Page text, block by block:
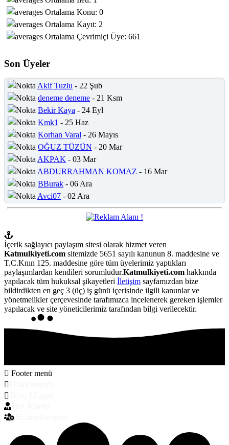
Ortalama Konu: 0
Ortalama Kayıt: 2
Ortalama Çevrimiçi Üye: 661
Son Üyeler
Akif Tuzlu - 22 Şub
deneme deneme - 21 Ksm
Bekir Kaya - 24 Eyl
Kmk1 - 25 Haz
Korhan Varal - 26 Mayıs
OĞUZ TÜZÜN - 20 Mar
AKPAK - 03 Mar
ABDURRAHMAN KOMAZ - 16 Mar
BBurak - 06 Ara
Avci07 - 02 Ara
İçerik sağlayıcı paylaşım sitesi olarak hizmet veren
Katmulkiyeti.com sitemizde 5651 sayılı kanunun 8. maddesine ve
T.C.Knın 125. maddesine göre tüm üyelerimiz yaptıkları
paylaşımlardan kendileri sorumludur.Katmulkiyeti.com hakkında
yapılacak tüm hukuksal şikayetleri İletişim sayfamızdan bize
bildirdikten en geç 3 (üç) iş günü içerisinde ilgili kanunlar ve
yönetmelikler çerçevesinde tarafımızca incelenerek gereken işlemler
yapılacak ve site yöneticilerimiz tarafından bilgi verilecektir.
Footer menü